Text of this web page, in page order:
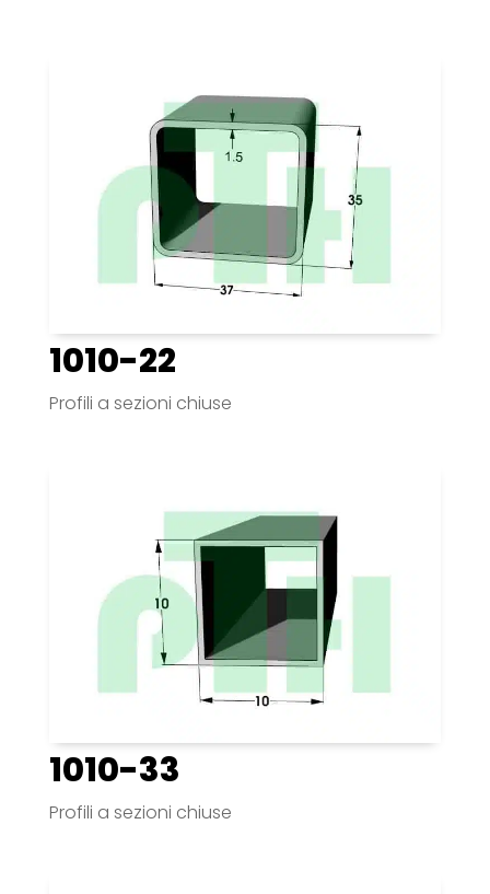
1010-22
Profili a sezioni chiuse
1010-33
Profili a sezioni chiuse